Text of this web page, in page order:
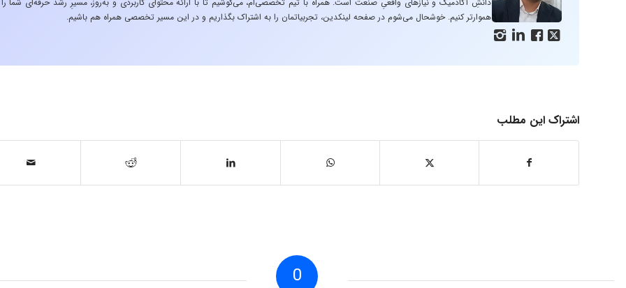
   
هموارتر کنیم. خوشحال می‌شوم در صفحه لینکدین، تجربیاتمان را به اشتراک بگذاریم و در این مسیر تخصصی همراه هم باشیم.
اشتراک این مطلب
0